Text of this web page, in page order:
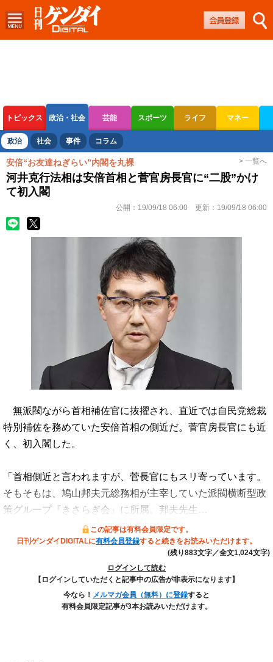
トピックス 政治・社会 芸能 スポーツ ライフ マネー
ボートレース 競輪 オートレース
政治 社会 事件 コラム
安倍“お友達ねぎらい”内閣を丸裸 > 一覧へ
河井克行法相は安倍首相と菅官房長官に“二股”かけ
て初入閣
公開： 19/09/18 06:00 更新： 19/09/18 06:00
無派閥ながら首相補佐官に抜擢され、直近では自民党総裁
特別補佐を務めていた安倍首相の側近だ。菅官房長官にも近
く、初入閣した。
「首相側近と言われますが、菅長官にもスリ寄っています。
そもそもは、鳩山邦夫元総務相が主宰していた派閥横断型政
策グループ『きさらぎ会』に所属。邦夫先生…
この記事は有料会員限定です。
日刊ゲンダイDIGITALに有料会員登録すると続きをお読みいただけます。
(残り883文字／全文1,024文字)
ログインして読む
【ログインしていただくと記事中の広告が非表示になります】
今なら！ メルマガ会員（無料）に登録すると
有料会員限定記事が3本お読みいただけます。